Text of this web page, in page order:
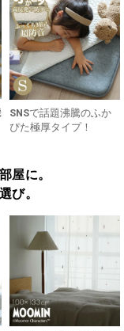
SNSで話題沸騰のふか
ぴた極厚タイプ！
屋に。
び。